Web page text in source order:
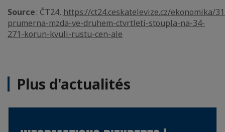
Source: ČT24, https://ct24.ceskatelevize.cz/ekonomika/
prumerna-mzda-ve-druhem-ctvrtleti-stoupla-na-34-
271-korun-kvuli-rustu-cen-ale
Plus d'actualités